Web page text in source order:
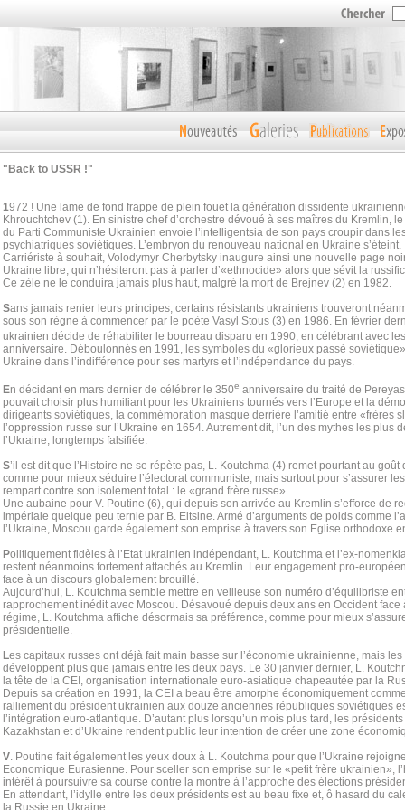
"Back to USSR !"
1972 ! Une lame de fond frappe de plein fouet la génération dissidente
Khrouchtchev (1). En sinistre chef d’orchestre dévoué à ses maîtres du Kremlin,
du Parti Communiste Ukrainien envoie l’intelligentsia de son pays croupir dans
psychiatriques soviétiques. L’embryon du renouveau national en Ukraine s’éteint.
Carriériste à souhait, Volodymyr Cherbytsky inaugure ainsi une nouvelle page
Ukraine libre, qui n’hésiteront pas à parler d’«ethnocide» alors que sévit la
Ce zèle ne le conduira jamais plus haut, malgré la mort de Brejnev (2) en 1982.
Sans jamais renier leurs principes, certains résistants ukrainiens trouveront
sous son règne à commencer par le poète Vasyl Stous (3) en 1986. En février
ukrainien décide de réhabiliter le bourreau disparu en 1990, en célébrant avec
anniversaire. Déboulonnés en 1991, les symboles du «glorieux passé
Ukraine dans l’indifférence pour ses martyrs et l’indépendance du pays.
En décidant en mars dernier de célébrer le 350e anniversaire du traité de
pouvait choisir plus humiliant pour les Ukrainiens tournés vers l’Europe et la
dirigeants soviétiques, la commémoration masque derrière l’amitié entre «frères
l’oppression russe sur l’Ukraine en 1654. Autrement dit, l’un des mythes les plus
l’Ukraine, longtemps falsifiée.
S’il est dit que l’Histoire ne se répète pas, L. Koutchma (4) remet pourtant au
comme pour mieux séduire l’électorat communiste, mais surtout pour s’assurer
rempart contre son isolement total : le «grand frère russe».
Une aubaine pour V. Poutine (6), qui depuis son arrivée au Kremlin s’efforce de
impériale quelque peu ternie par B. Eltsine. Armé d’arguments de poids comme
l’Ukraine, Moscou garde également son emprise à travers son Eglise orthodoxe
Politiquement fidèles à l’Etat ukrainien indépendant, L. Koutchma et l’ex-
restent néanmoins fortement attachés au Kremlin. Leur engagement pro-
face à un discours globalement brouillé.
Aujourd’hui, L. Koutchma semble mettre en veilleuse son numéro d’équilibriste
rapprochement inédit avec Moscou. Désavoué depuis deux ans en Occident
régime, L. Koutchma affiche désormais sa préférence, comme pour mieux
présidentielle.
Les capitaux russes ont déjà fait main basse sur l’économie ukrainienne, mais
développent plus que jamais entre les deux pays. Le 30 janvier dernier, L.
la tête de la CEI, organisation internationale euro-asiatique chapeautée par la
Depuis sa création en 1991, la CEI a beau être amorphe économiquement
ralliement du président ukrainien aux douze anciennes républiques soviétiques
l’intégration euro-atlantique. D’autant plus lorsqu’un mois plus tard, les
Kazakhstan et d’Ukraine rendent public leur intention de créer une zone
V. Poutine fait également les yeux doux à L. Koutchma pour que l’Ukraine
Economique Eurasienne. Pour sceller son emprise sur le «petit frère ukrainien»,
intérêt à poursuivre sa course contre la montre à l’approche des élections
En attendant, l’idylle entre les deux présidents est au beau fixe et, ô hasard du
la Russie en Ukraine…